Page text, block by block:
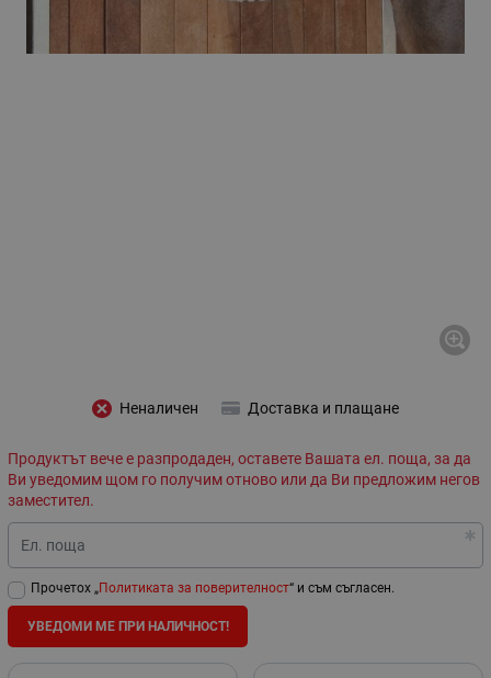
Неналичен Доставка и плащане
Продуктът вече е разпродаден, оставете Вашата ел. поща, за да
Ви уведомим щом го получим отново или да Ви предложим негов
заместител.
Ел. поща
Прочетох „Политиката за поверителност“ и съм съгласен.
УВЕДОМИ МЕ ПРИ НАЛИЧНОСТ!